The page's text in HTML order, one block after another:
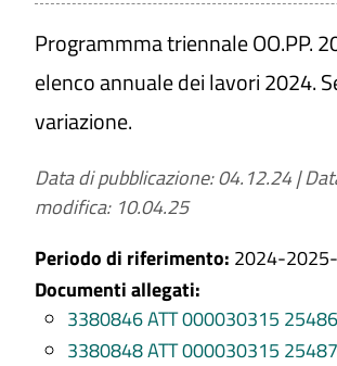
Programmma triennale OO.PP.
elenco annuale dei lavori 2024.
variazione.
Data di pubblicazione: 04.12.24|
modifica: 10.04.25
Periodo di riferimento: 2024-
Documenti allegati:
3380846 ATT 000030315 25486
3380848 ATT 000030315 25487